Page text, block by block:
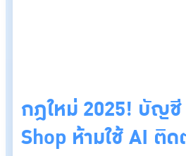
กฎใหม่ 2025! บัญชี
Shop ห้ามใช้ AI ติด